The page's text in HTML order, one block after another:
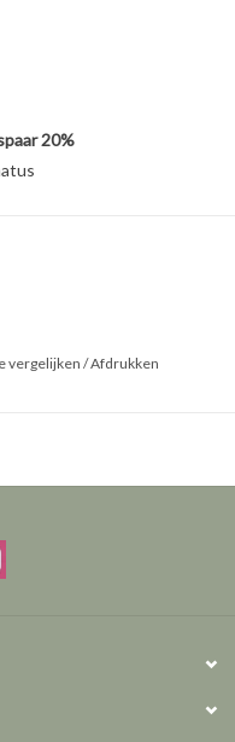
20%
vergelijken /Afdrukken